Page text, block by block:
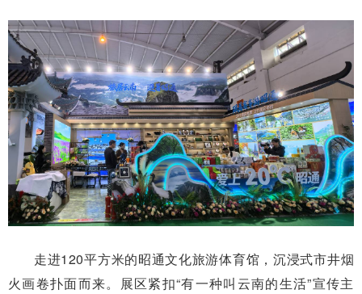
走进120平方米的昭通文化旅游体育馆，沉浸式市井烟
火画卷扑面而来。展区紧扣“有一种叫云南的生活”宣传主